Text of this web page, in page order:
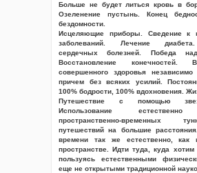
Больше не будет литься кровь в
Озеленение пустынь. Конец
бездомности.
Исцеляющие приборы. Сведение к
заболеваний. Лечение
сердечных болезней. Победа над
Восстановление конечностей.
совершенного здоровья независимо
причем без всяких усилий.
100% бодрости, 100% вдохновения.
Путешествие с помощью
Использование
пространственно-временных
путешествий на большие
времени так же естественно,
пространстве. Идти туда, куда хотим
пользуясь естественными
еще не открытыми традиционной